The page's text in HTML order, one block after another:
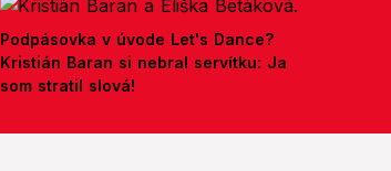
Podpásovka v úvode Let's Dance?
Kristián Baran si nebral servítku: Ja
som stratil slová!